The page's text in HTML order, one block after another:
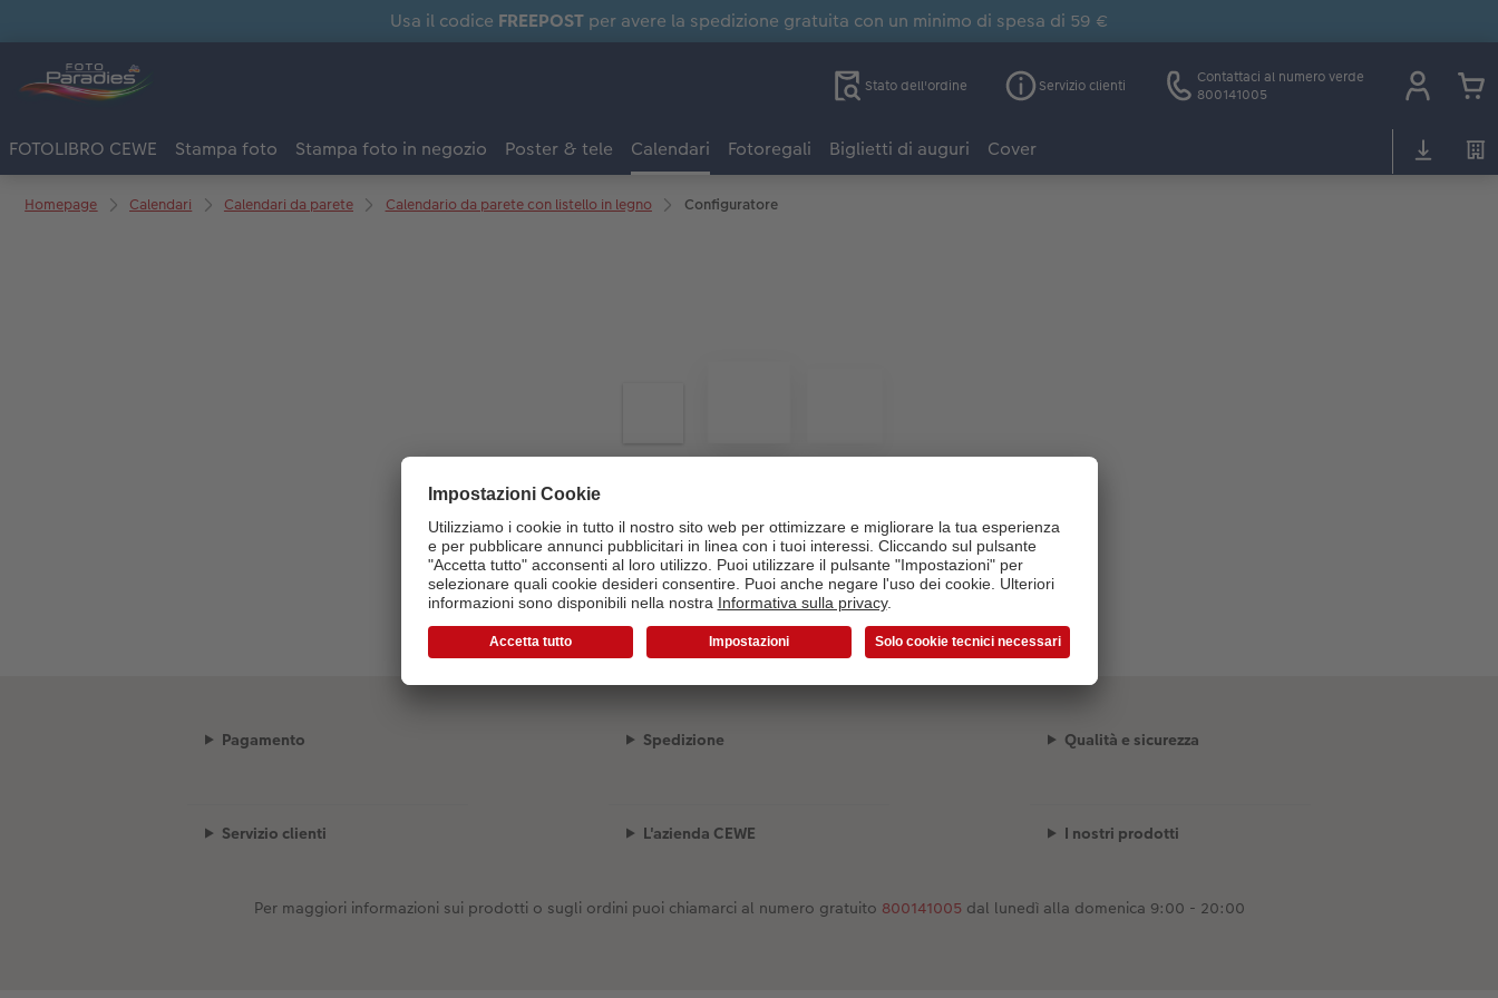
Usa il codice FREEPOST per avere la spedizione gratuita con un minimo di spesa di 59 €
Stato dell'ordine Servizio clienti
Contattaci al numero verde
800141005
FOTOLIBRO CEWE Stampa foto Stampa foto in negozio Poster & tele Calendari Fotoregali Biglietti di auguri Cover
Homepage Calendari Calendari da parete Calendario da parete con listello in legno Configuratore
Il configuratore sta caricando...
Pagamento Spedizione Qualità e sicurezza
Servizio clienti L'azienda CEWE I nostri prodotti
Per maggiori informazioni sui prodotti o sugli ordini puoi chiamarci al numero gratuito 800141005 dal lunedì alla domenica 9:00 - 20:00